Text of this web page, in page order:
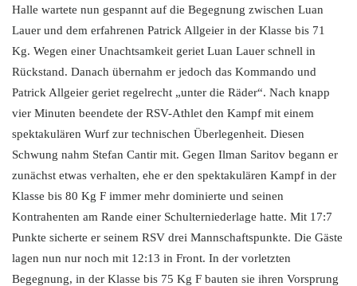
Halle wartete nun gespannt auf die Begegnung zwischen Luan
Lauer und dem erfahrenen Patrick Allgeier in der Klasse bis 71
Kg. Wegen einer Unachtsamkeit geriet Luan Lauer schnell in
Rückstand. Danach übernahm er jedoch das Kommando und
Patrick Allgeier geriet regelrecht „unter die Räder“. Nach knapp
vier Minuten beendete der RSV-Athlet den Kampf mit einem
spektakulären Wurf zur technischen Überlegenheit. Diesen
Schwung nahm Stefan Cantir mit. Gegen Ilman Saritov begann er
zunächst etwas verhalten, ehe er den spektakulären Kampf in der
Klasse bis 80 Kg F immer mehr dominierte und seinen
Kontrahenten am Rande einer Schulterniederlage hatte. Mit 17:7
Punkte sicherte er seinem RSV drei Mannschaftspunkte. Die Gäste
lagen nun nur noch mit 12:13 in Front. In der vorletzten
Begegnung, in der Klasse bis 75 Kg F bauten sie ihren Vorsprung